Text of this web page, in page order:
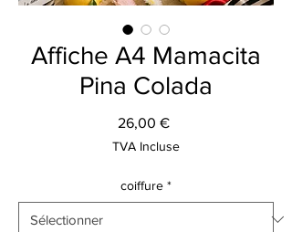
Affiche A4 Mamacita
Pina Colada
26,00 €Prix
TVA Incluse
coiffure *